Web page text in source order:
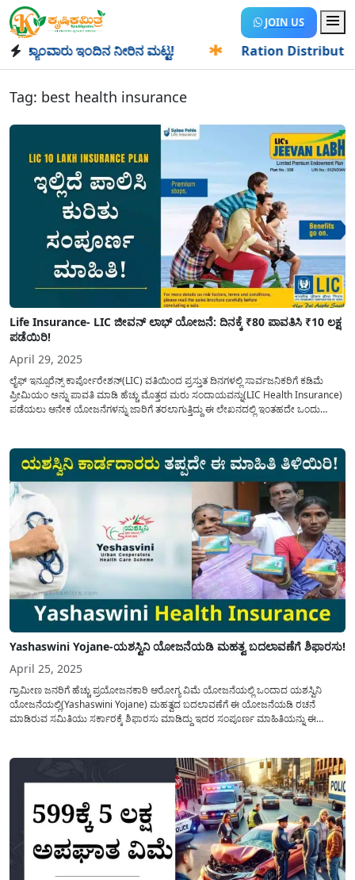
JOIN US
ಇಂದಿನ ನೀರಿನ ಮಟ್ಟ! Ration Distribution-
Tag: best health insurance
Life Insurance- LIC ಜೀವನ್ ಲಾಭ್ ಯೋಜನೆ: ದಿನಕ್ಕೆ ₹80 ಪಾವತಿಸಿ ₹10 ಲಕ್ಷ
ಪಡೆಯಿರಿ!
April 29, 2025
ಲೈಫ್ ಇನ್ಸೂರೆನ್ಸ್ ಕಾರ್ಪೋರೇಶನ್(LIC) ವತಿಯಿಂದ ಪ್ರಸ್ತುತ ದಿನಗಳಲ್ಲಿ ಸಾರ್ವಜನಿಕರಿಗೆ ಕಡಿಮೆ
ಪ್ರೀಮಿಯಂ ಅನ್ನು ಪಾವತಿ ಮಾಡಿ ಹೆಚ್ಚು ಮೊತ್ತದ ಮರು ಸಂದಾಯವನ್ನು(LIC Health Insurance)
ಪಡೆಯಲು ಆನೇಕ ಯೋಜನೆಗಳನ್ನು ಜಾರಿಗೆ ತರಲಾಗುತ್ತಿದ್ದು ಈ ಲೇಖನದಲ್ಲಿ ಇಂತಹದೇ ಒಂದು
Yashaswini Yojane-ಯಶಸ್ವಿನಿ ಯೋಜನೆಯಡಿ ಮಹತ್ವ ಬದಲಾವಣೆಗೆ ಶಿಫಾರಸು!
April 25, 2025
ಗ್ರಾಮೀಣ ಜನರಿಗೆ ಹೆಚ್ಚು ಪ್ರಯೋಜನಕಾರಿ ಆರೋಗ್ಯ ವಿಮೆ ಯೋಜನೆಯಲ್ಲಿ ಒಂದಾದ ಯಶಸ್ವಿನಿ
ಯೋಜನೆಯಲ್ಲಿ(Yashaswini Yojane) ಮಹತ್ವದ ಬದಲಾವಣೆಗೆ ಈ ಯೋಜನೆಯಡಿ ರಚನೆ
ಮಾಡಿರುವ ಸಮಿತಿಯು ಸರ್ಕಾರಕ್ಕೆ ಶಿಫಾರಸು ಮಾಡಿದ್ದು ಇದರ ಸಂಪೂರ್ಣ ಮಾಹಿತಿಯನ್ನು ಈ